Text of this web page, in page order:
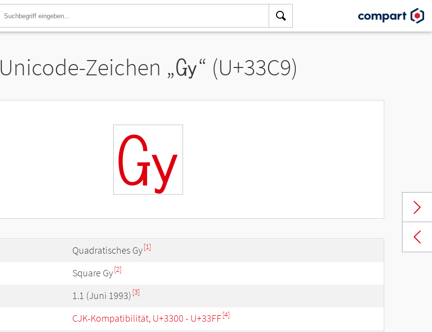
Unicode-Zeichen „㏉“ (U+33C9)
㏉
Quadratisches Gy[1]
Square Gy[2]
1.1 (Juni 1993) [3]
CJK-Kompatibilität, U+3300 - U+33FF[4]